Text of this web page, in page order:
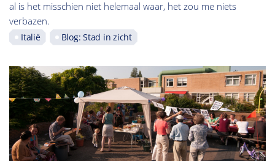
al is het misschien niet helemaal waar, het zou me niets
verbazen.
Italië Blog: Stad in zicht